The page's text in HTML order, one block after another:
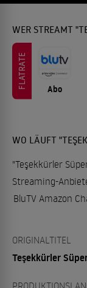
WER STREAMT
FLATRATE Abo
WO LÄUFT
"Teşekkürler
Streaming-
BluTV Amazon
ORIGINALTITEL
Teşekkürler